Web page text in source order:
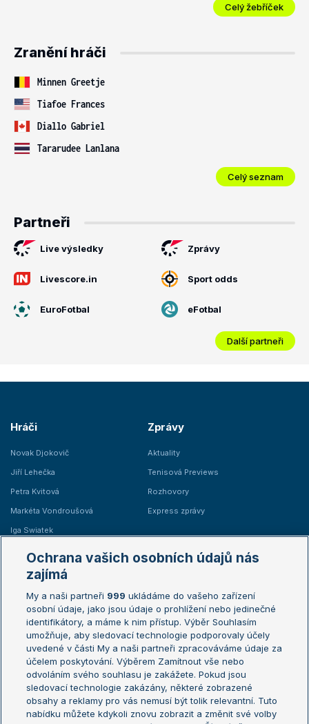
Celý žebříček
Zranění hráči
Minnen Greetje
Tiafoe Frances
Diallo Gabriel
Tararudee Lanlana
Celý seznam
Partneři
Live výsledky Zprávy
Livescore.in Sport odds
EuroFotbal eFotbal
Další partneři
Hráči
Novak Djokovič
Jiří Lehečka
Petra Kvitová
Markéta Vondroušová
Iga Swiatek
Zprávy
Aktuality
Tenisová Previews
Rozhovory
Express zprávy
Žebříčky
Žebříček ATP (muži)
Žebříček WTA (ženy)
Sázkařský žebříček
Australian Open
French Open
Wimbledon
US Open
Turnaj mistrů
Turnaj mistryň
Aktualní trendy
Ochrana vašich osobních údajů nás
zajímá
My a naši partneři 999 ukládáme do vašeho zařízení
osobní údaje, jako jsou údaje o prohlížení nebo jedinečné
identifikátory, a máme k nim přístup. Výběr Souhlasím
umožňuje, aby sledovací technologie podporovaly účely
uvedené v části My a naši partneři zpracováváme údaje za
účelem poskytování. Výběrem Zamítnout vše nebo
odvoláním svého souhlasu je zakážete. Pokud jsou
sledovací technologie zakázány, některé zobrazené
obsahy a reklamy pro vás nemusí být tolik relevantní. Tuto
nabídku můžete kdykoli znovu zobrazit a změnit své volby